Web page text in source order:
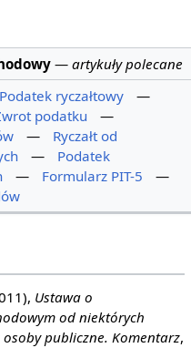
—artykuły polecane
Podatek ryczałtowy
—
podatku
—
—
Ryczałt od
—
Podatek
— Formularz PIT-5
—
Ustawa o
od niektórych
publiczne. Komentarz,